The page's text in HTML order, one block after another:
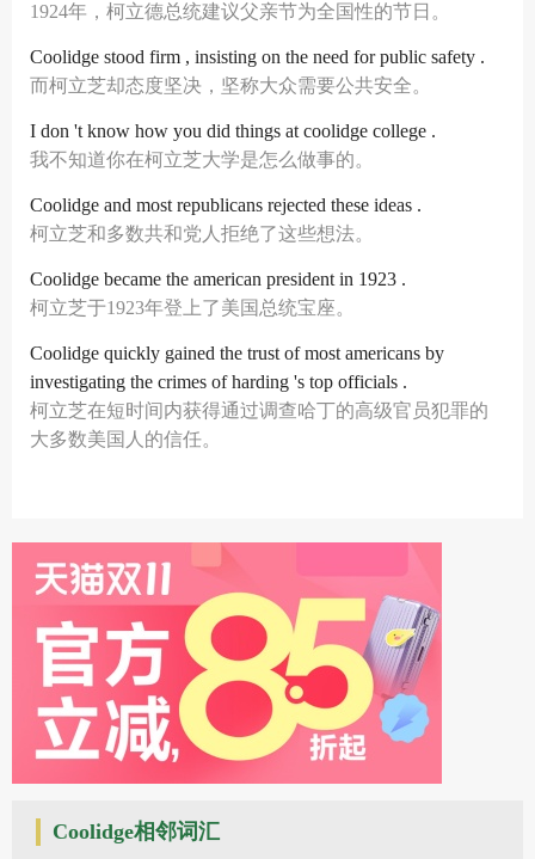
1924年，柯立德总统建议父亲节为全国性的节日。
Coolidge stood firm , insisting on the need for public safety .
而柯立芝却态度坚决，坚称大众需要公共安全。
I don 't know how you did things at coolidge college .
我不知道你在柯立芝大学是怎么做事的。
Coolidge and most republicans rejected these ideas .
柯立芝和多数共和党人拒绝了这些想法。
Coolidge became the american president in 1923 .
柯立芝于1923年登上了美国总统宝座。
Coolidge quickly gained the trust of most americans by
investigating the crimes of harding 's top officials .
柯立芝在短时间内获得通过调查哈丁的高级官员犯罪的
大多数美国人的信任。
Coolidge相邻词汇